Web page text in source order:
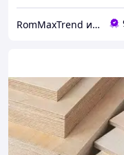
RomMaxTrend интернет-магазин